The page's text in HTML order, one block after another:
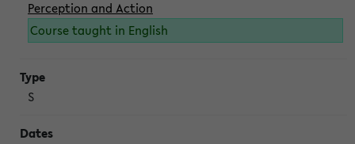
Perception and Action
Course taught in English
S